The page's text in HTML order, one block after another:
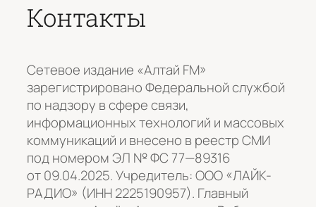
Контакты
Сетевое издание «Алтай FM»
зарегистрировано Федеральной службой
по надзору в сфере связи,
информационных технологий и массовых
коммуникаций и внесено в реестр СМИ
под номером ЭЛ № ФС 77—89316
от 09.04.2025. Учредитель: ООО «ЛАЙК-
РАДИО» (ИНН 2225190957). Главный